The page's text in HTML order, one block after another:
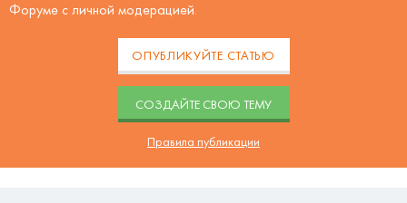
Форуме с личной модерацией.
ОПУБЛИКУЙТЕ СТАТЬЮ
CОЗДАЙТЕ СВОЮ ТЕМУ
Правила публикации